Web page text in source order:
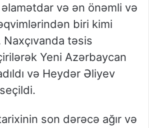
və ən önəmli və
biri kimi
təsis
Yeni Azərbaycan
və Heydər Əliyev
son dərəcə ağır və